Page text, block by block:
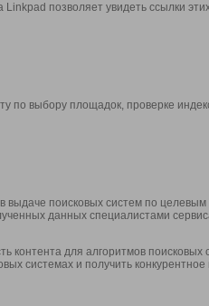
позволяет увидеть ссылки
по выбору площадок, проверке
выдаче поисковых систем по
данных специалистами
для алгоритмов поисковых
системах и получить